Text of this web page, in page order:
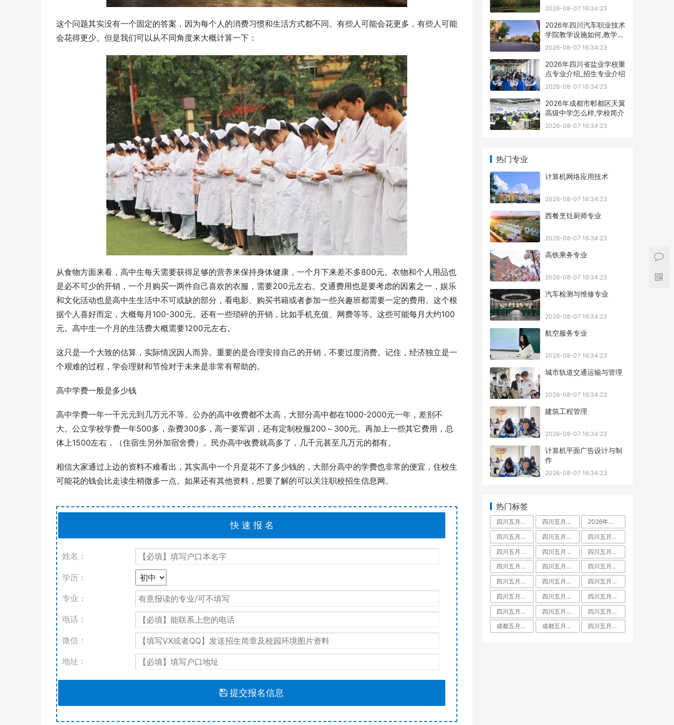
这个问题其实没有一个固定的答案，因为每个人的消费习惯和生活方式都不同。有些人可能会花更多，有些人可能
会花得更少。但是我们可以从不同角度来大概计算一下：
从食物方面来看，高中生每天需要获得足够的营养来保持身体健康，一个月下来差不多800元。衣物和个人用品也
是必不可少的开销，一个月购买一两件自己喜欢的衣服，需要200元左右。交通费用也是要考虑的因素之一，娱乐
和文化活动也是高中生生活中不可或缺的部分，看电影、购买书籍或者参加一些兴趣班都需要一定的费用。这个根
据个人喜好而定，大概每月100-300元。还有一些琐碎的开销，比如手机充值、网费等等。这些可能每月大约100
元。高中生一个月的生活费大概需要1200元左右。
这只是一个大致的估算，实际情况因人而异。重要的是合理安排自己的开销，不要过度消费。记住，经济独立是一
个艰难的过程，学会理财和节俭对于未来是非常有帮助的。
高中学费一般是多少钱
高中学费一年一千元元到几万元不等。公办的高中收费都不太高，大部分高中都在1000-2000元一年，差别不
大。公立学校学费一年500多，杂费300多，高一要军训，还有定制校服200～300元。再加上一些其它费用，总
体上1500左右，（住宿生另外加宿舍费）。民办高中收费就高多了，几千元甚至几万元的都有。
相信大家通过上边的资料不难看出，其实高中一个月是花不了多少钱的，大部分高中的学费也非常的便宜，住校生
可能花的钱会比走读生稍微多一点。如果还有其他资料，想要了解的可以关注职校招生信息网。
姓名：
学历：
专业：
电话：
微信：
地址：
提交报名信息
示
2026-08-07 16:34:23
2026年四川汽车职业技术
学院教学设施如何,教学设
施多不
2026-08-07 16:34:23
2026年四川省盐业学校重
点专业介绍_招生专业介绍
2026-08-07 16:34:23
2026年成都市郫都区天翼
高级中学怎么样,学校简介
2026-08-07 16:34:23
热门专业
计算机网络应用技术
2026-08-07 16:34:23
西餐烹饪厨师专业
2026-08-07 16:34:23
高铁乘务专业
2026-08-07 16:34:23
汽车检测与维修专业
2026-08-07 16:34:23
航空服务专业
2026-08-07 16:34:23
城市轨道交通运输与管理
2026-08-07 16:34:23
建筑工程管理
2026-08-07 16:34:23
计算机平面广告设计与制
作
2026-08-07 16:34:23
热门标签
四川五月花技师学院是中专还是大专,毕业拿什么学历文凭 四川五月花技师学院占地面积有多大
2026年四川五月花技师学院教师招聘,五月花老师工资待遇
四川五月花技师学院学费多少
四川五月花技师学院怎么样
四川五月花技师学院好不好
四川五月花技师学院是什么学校
四川五月花技师学院是大专还是中专,师资力量
四川五月花技师学院是大专吗
四川五月花技师学院教师待遇
四川五月花技师学院金堂校区
四川五月花技师学院招聘
四川五月花技师学院团结校区
四川五月花技师学院教师工资待遇多少钱一月
四川五月花技师学院升学班
四川五月花技师学校是人社局还是教育局
四川五月花技师学院是职高吗
四川五月花技师学院有什么专业
四川五月花技师学院怎么样郫县
四川五月花技师学院是公办还是民办学校
四川五月花技师学院好不好大家觉得
成都五月花是啥文凭
成都五月花职业学校学费 四川五月花技师学院是什么学校全日制技师院校